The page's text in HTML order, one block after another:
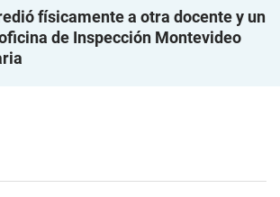
físicamente a otra docente y un
de Inspección Montevideo